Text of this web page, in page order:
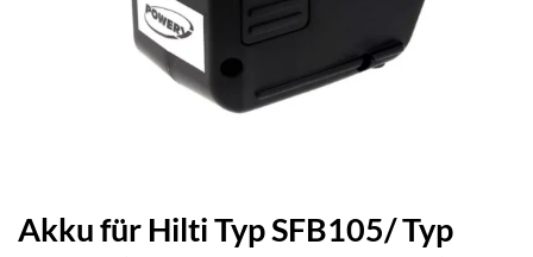
Akku für Hilti Typ SFB105/ Typ